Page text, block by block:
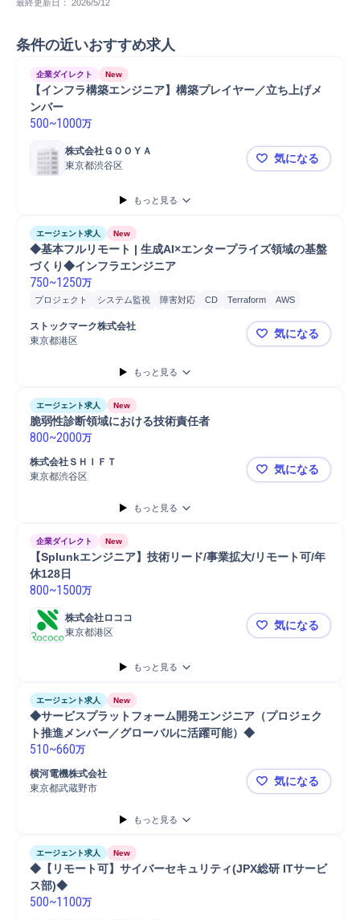
最終更新日： 2026/5/12
条件の近いおすすめ求人
企業ダイレクト New
【インフラ構築エンジニア】構築プレイヤー／立ち上げメ
ンバー
500~1000万
株式会社ＧＯＯＹＡ
東京都渋谷区
【インフラ
気になる
もっと見る
エージェント求人 New
◆基本フルリモート | 生成AI×エンタープライズ領域の基盤
づくり◆インフラエンジニア
750~1250万
プロジェクト システム監視 障害対応 CD Terraform
AWS
Python Node.js
ストックマーク株式会社
東京都港区
◆基本フル
気になる
もっと見る
エージェント求人 New
脆弱性診断領域における技術責任者
800~2000万
株式会社ＳＨＩＦＴ
東京都渋谷区
脆弱性診断
気になる
もっと見る
企業ダイレクト New
【Splunkエンジニア】技術リード/事業拡大/リモート可/年
休128日
800~1500万
株式会社ロココ
東京都港区
【Splunkエ
気になる
もっと見る
エージェント求人 New
◆サービスプラットフォーム開発エンジニア（プロジェク
ト推進メンバー／グローバルに活躍可能）◆
510~660万
横河電機株式会社
東京都武蔵野市
◆サービス
気になる
もっと見る
エージェント求人 New
◆【リモート可】サイバーセキュリティ(JPX総研 ITサービ
ス部)◆
500~1100万